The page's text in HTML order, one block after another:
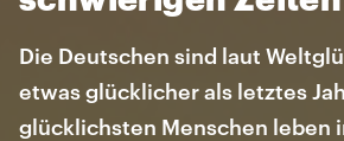
Die Deutschen sind laut
etwas glücklicher als letztes
glücklichsten Menschen leben